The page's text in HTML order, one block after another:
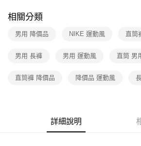
後付繳納相關費用。
是否繳費成功／繳費後需取消欲退款等相關疑問
易，需依本服務之必要範圍內提供個人資料，並
「AFTEE先享後付」，若未經同意申辦者引起之
免運費
免運費
相關分類
男用 降價品 NIKE 運動風 直筒
男用 長褲 男用 運動風 直筒 男
直筒褲 降價品 降價品 運動風
詳細說明